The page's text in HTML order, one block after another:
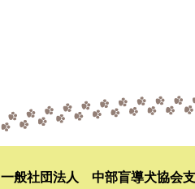
一般社団法人 中部盲導犬協会